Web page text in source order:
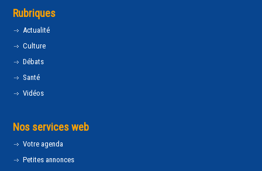
Rubriques
Actualité
Culture
Débats
Santé
Vidéos
Nos services web
Votre agenda
Petites annonces